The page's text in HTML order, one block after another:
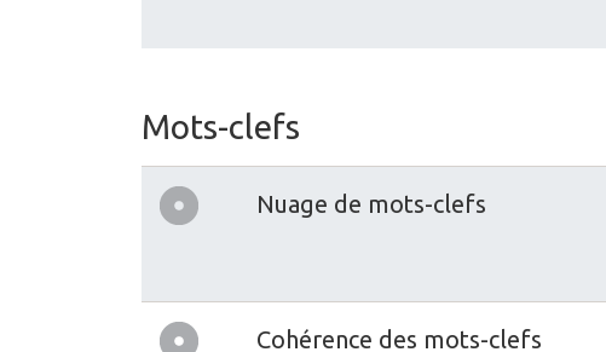
Mots-clefs
Nuage de mots-clefs
Cohérence des mots-clefs